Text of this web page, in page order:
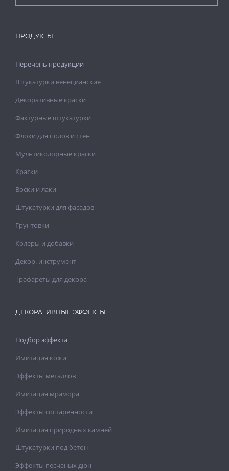
ПРОДУКТЫ
Перечень продукции
Штукатурки венецианские
Декоративные краски
Фактурные штукатурки
Флоки для полов и стен
Мультиколорные краски
Краски
Воски и лаки
Штукатурки для фасадов
Грунтовки
Колеры и добавки
Декор. инструмент
Трафареты для декора
ДЕКОРАТИВНЫЕ ЭФФЕКТЫ
Подбор эффекта
Имитация кожи
Эффекты металлов
Имитация мрамора
Эффекты состаренности
Имитация природных камней
Штукатурки под бетон
Эффекты песчаных дюн